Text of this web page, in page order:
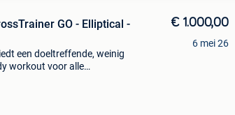
GO - Elliptical -
een doeltreffende, weinig
workout voor alle
€ 1.000,00
6 mei 26